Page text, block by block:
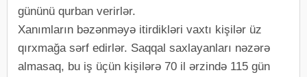
gününü qurban verirlər.
Xanımların bəzənməyə itirdikləri vaxtı kişilər üz
qırxmağa sərf edirlər. Saqqal saxlayanları nəzərə
almasaq, bu iş üçün kişilərə 70 il ərzində 115 gün